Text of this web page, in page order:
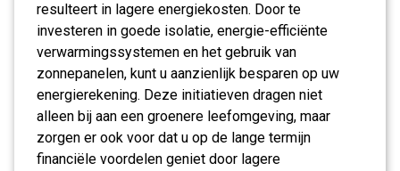
resulteert in lagere energiekosten. Door te
investeren in goede isolatie, energie-efficiënte
verwarmingssystemen en het gebruik van
zonnepanelen, kunt u aanzienlijk besparen op uw
energierekening. Deze initiatieven dragen niet
alleen bij aan een groenere leefomgeving, maar
zorgen er ook voor dat u op de lange termijn
financiële voordelen geniet door lagere